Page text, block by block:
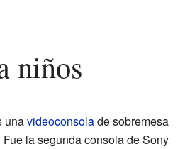
niños
unavideoconsolade sobremesa
la segunda consola de Sony